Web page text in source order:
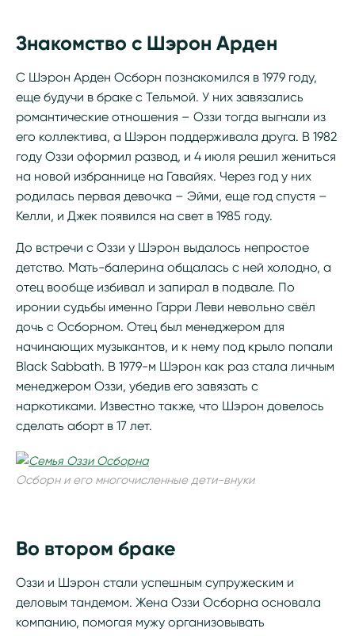
Знакомство с Шэрон Арден
С Шэрон Арден Осборн познакомился в 1979 году,
еще будучи в браке с Тельмой. У них завязались
романтические отношения – Оззи тогда выгнали из
его коллектива, а Шэрон поддерживала друга. В 1982
году Оззи оформил развод, и 4 июля решил жениться
на новой избраннице на Гавайях. Через год у них
родилась первая девочка – Эйми, еще год спустя –
Келли, и Джек появился на свет в 1985 году.
До встречи с Оззи у Шэрон выдалось непростое
детство. Мать-балерина общалась с ней холодно, а
отец вообще избивал и запирал в подвале. По
иронии судьбы именно Гарри Леви невольно свёл
дочь с Осборном. Отец был менеджером для
начинающих музыкантов, и к нему под крыло попали
Black Sabbath. В 1979-м Шэрон как раз стала личным
менеджером Оззи, убедив его завязать с
наркотиками. Известно также, что Шэрон довелось
сделать аборт в 17 лет.
Осборн и его многочисленные дети-внуки
Во втором браке
Оззи и Шэрон стали успешным супружеским и
деловым тандемом. Жена Оззи Осборна основала
компанию, помогая мужу организовывать